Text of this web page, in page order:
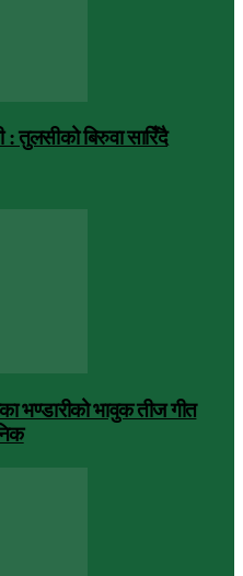
तुलसीको बिरुवा सारिँदै
भण्डारीको भावुक तीज गीत